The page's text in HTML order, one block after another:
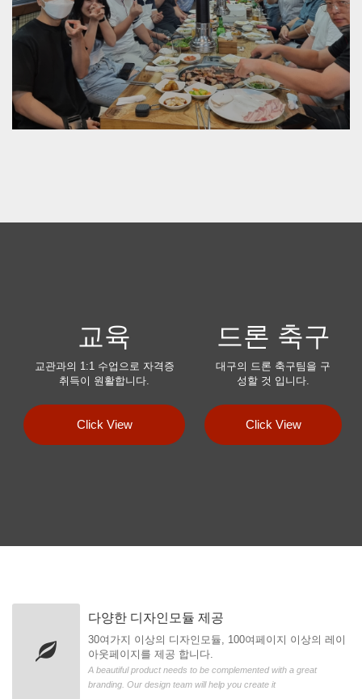
교육
교관과의 1:1 수업으로 자격증
취득이 원활합니다.
Click View
드론 축구
대구의 드론 축구팀을 구
성할 것 입니다.
Click View
다양한 디자인모듈 제공
30여가지 이상의 디자인모듈, 100여페이지 이상의 레이
아웃페이지를 제공 합니다.
A beautiful product needs to be complemented with a great
branding. Our design team will help you create it